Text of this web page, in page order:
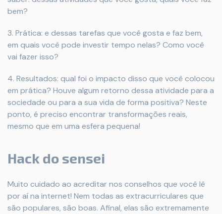
bem?
3. Prática: e dessas tarefas que você gosta e faz bem,
em quais você pode investir tempo nelas? Como você
vai fazer isso?
4. Resultados: qual foi o impacto disso que você colocou
em prática? Houve algum retorno dessa atividade para a
sociedade ou para a sua vida de forma positiva? Neste
ponto, é preciso encontrar transformações reais,
mesmo que em uma esfera pequena!
Hack do sensei
Muito cuidado ao acreditar nos conselhos que você lê
por aí na internet! Nem todas as extracurriculares que
são populares, são boas. Afinal, elas são extremamente